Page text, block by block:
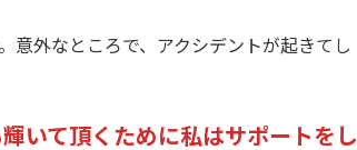
意外なところで、アクシデントが起きてし
いて頂くために私はサポートをし